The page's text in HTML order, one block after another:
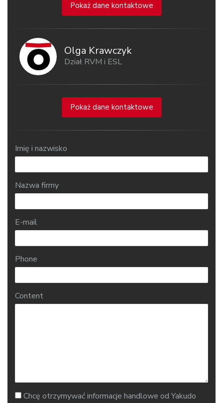
Pokaż dane kontaktowe
Olga Krawczyk
Dział RVM i ESL
Pokaż dane kontaktowe
Imię i nazwisko
Nazwa firmy
E-mail
Phone
Content
Chcę otrzymywać informacje handlowe od Yakudo